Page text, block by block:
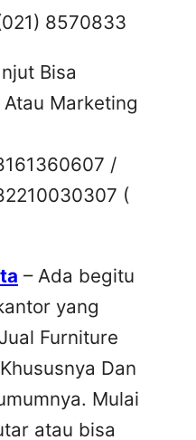
8570833
Bisa
Marketing
/
(
– Ada begitu
yang
Furniture
Dan
Mulai
atau bisa